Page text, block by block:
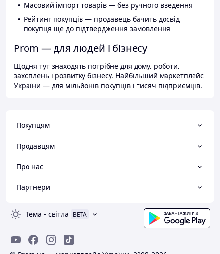
Масовий імпорт товарів — без ручного введення
Рейтинг покупців — продавець бачить досвід
покупця ще до підтвердження замовлення
Prom — для людей і бізнесу
Щодня тут знаходять потрібне для дому, роботи,
захоплень і розвитку бізнесу. Найбільший маркетплейс
України — для мільйонів покупців і тисяч підприємців.
Покупцям
Продавцям
Про нас
Партнери
Тема - світла BETA